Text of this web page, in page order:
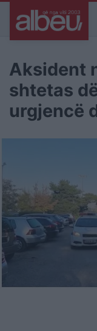
Aksident
shtetas
urgjencë